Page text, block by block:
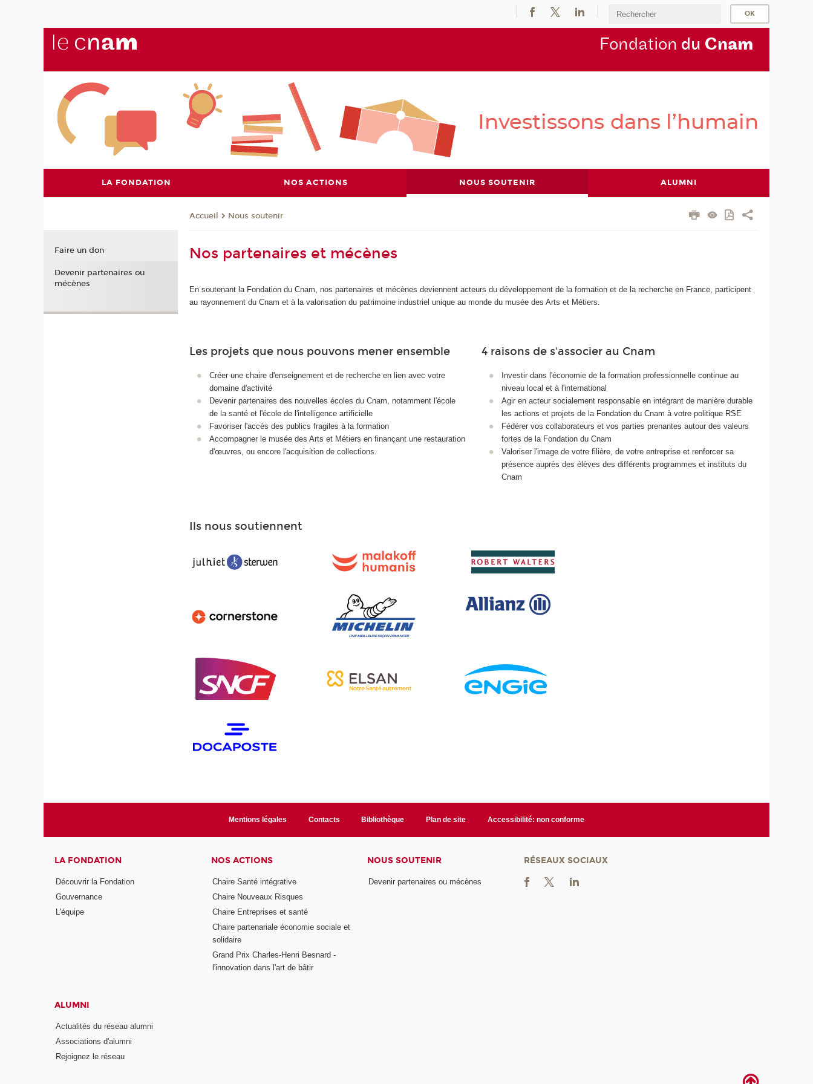
Fondation du Cnam
LA FONDATION NOS ACTIONS NOUS SOUTENIR ALUMNI
Accueil Nous soutenir
Nos partenaires et mécènes
En soutenant la Fondation du Cnam, nos partenaires et mécènes deviennent acteurs du développement de la formation et de la recherche en France, participent
au rayonnement du Cnam et à la valorisation du patrimoine industriel unique au monde du musée des Arts et Métiers.
Les projets que nous pouvons mener ensemble
Créer une chaire d'enseignement et de recherche en lien avec votre
domaine d'activité
Devenir partenaires des nouvelles écoles du Cnam, notamment l'école
de la santé et l'école de l'intelligence artificielle
Favoriser l'accès des publics fragiles à la formation
Accompagner le musée des Arts et Métiers en finançant une restauration
d'œuvres, ou encore l'acquisition de collections.
4 raisons de s'associer au Cnam
Investir dans l'économie de la formation professionnelle continue au
niveau local et à l'international
Agir en acteur socialement responsable en intégrant de manière durable
les actions et projets de la Fondation du Cnam à votre politique RSE
Fédérer vos collaborateurs et vos parties prenantes autour des valeurs
fortes de la Fondation du Cnam
Valoriser l'image de votre filière, de votre entreprise et renforcer sa
présence auprès des élèves des différents programmes et instituts du
Cnam
Ils nous soutiennent
Faire un don
Devenir partenaires ou
mécènes
Mentions légales Contacts Bibliothèque Plan de site Accessibilité: non conforme
LA FONDATION
Découvrir la Fondation
Gouvernance
L'équipe
NOS ACTIONS
Chaire Santé intégrative
Chaire Nouveaux Risques
Chaire Entreprises et santé
Chaire partenariale économie sociale et
solidaire
Grand Prix Charles-Henri Besnard -
l'innovation dans l'art de bâtir
NOUS SOUTENIR
Devenir partenaires ou mécènes
ALUMNI
Actualités du réseau alumni
Associations d'alumni
Rejoignez le réseau
RÉSEAUX SOCIAUX